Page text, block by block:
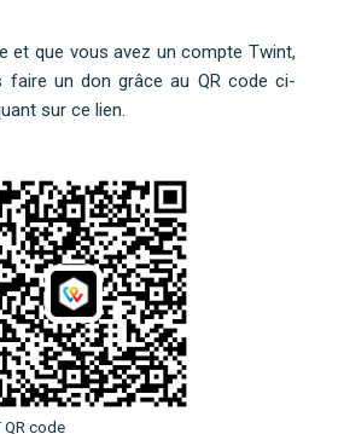
et que vous avez un compte Twint,
faire un don grâce au QR code ci-
sur ce lien.
QR code